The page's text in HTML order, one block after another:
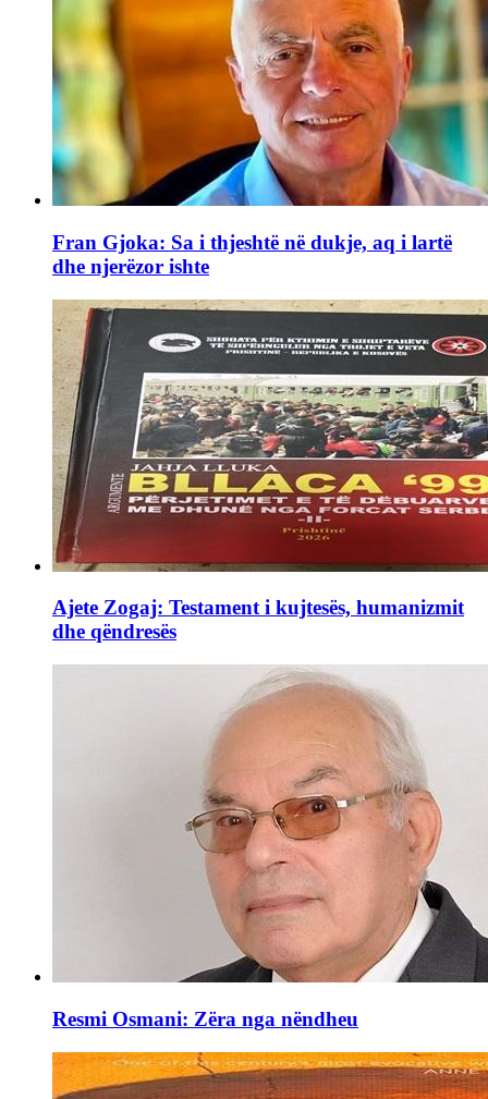
Fran Gjoka: Sa i thjeshtë në dukje, aq i lartë
dhe njerëzor ishte
Ajete Zogaj: Testament i kujtesës, humanizmit
dhe qëndresës
Resmi Osmani: Zëra nga nëndheu